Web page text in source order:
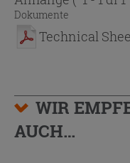
Dokumente
Technical
WIR
AUCH…